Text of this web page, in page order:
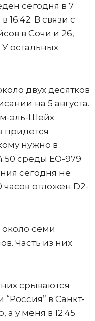
сегодня в 7
16:42. В связи с
в Сочи и 26,
остальных
двух десятков
на 5 августа.
эль-Шейх
придется
нужно в
среды ЕО-979
сегодня не
часов отложен D2-
около семи
Часть из них
срываются
в Санкт-
а у меня в 12:45